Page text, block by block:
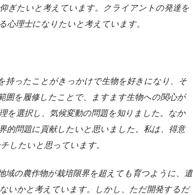
ぎたいと考えています。クライアントの発達を
心理士になりたいと考えています。
持ったことがきっかけで生物を好きになり、そ
囲を履修したことで、ますます生物への関心が
を選択し、気候変動の問題を知りました。なか
的問題に貢献したいと思いました。私は、得意
したいと思っています。
の農作物が栽培限界を超えても育つように、遺
いかと考えています。しかし、ただ開発するだ